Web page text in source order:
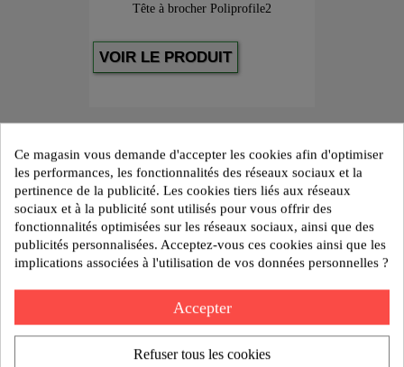
Tête à brocher Poliprofile2
VOIR LE PRODUIT
Ce magasin vous demande d'accepter les cookies afin d'optimiser
les performances, les fonctionnalités des réseaux sociaux et la
pertinence de la publicité. Les cookies tiers liés aux réseaux
sociaux et à la publicité sont utilisés pour vous offrir des
fonctionnalités optimisées sur les réseaux sociaux, ainsi que des
publicités personnalisées. Acceptez-vous ces cookies ainsi que les
implications associées à l'utilisation de vos données personnelles ?
Accepter
Refuser tous les cookies